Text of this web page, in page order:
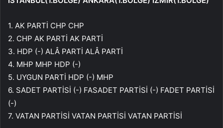
1. AK PARTİ CHP CHP
2. CHP AK PARTİ AK PARTİ
3. HDP (-) ALÂ PARTİ ALÂ PARTİ
4. MHP MHP HDP (-)
5. UYGUN PARTİ HDP (-) MHP
6. SADET PARTİSİ (-) FASADET PARTİSİ (-) FADET PARTİSİ
(-)
7. VATAN PARTİSİ VATAN PARTİSİ VATAN PARTİSİ